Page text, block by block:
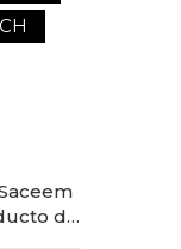
de